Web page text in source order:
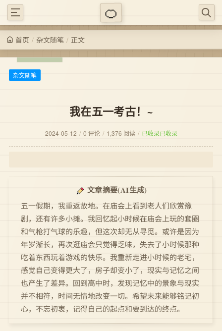
首页 / 杂文随笔 / 正文
杂文随笔
我在五一考古！~
2024-05-12 / 0 评论 / 1,376 阅读 / 已收录已收录
文章摘要(AI生成)
五一假期，我重返故地。在庙会上看到老人们欣赏豫
剧，还有许多小摊。我回忆起小时候在庙会上玩的套圈
和气枪打气球的乐趣，但这次却无从寻觅。或许是因为
年岁渐长，再次逛庙会只觉得乏味，失去了小时候那种
吃着东西玩着游戏的快乐。我重新走进小时候的老宅，
感觉自己变得更大了，房子却变小了，现实与记忆之间
也产生了差异。回到高中时，发现记忆中的景象与现实
并不相符，时间无情地改变一切。希望未来能够铭记初
心，不忘初衷，记得自己的起点和要到达的终点。